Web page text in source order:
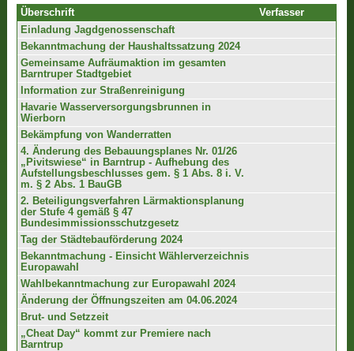
Überschrift
Verfasser
Einladung Jagdgenossenschaft
Bekanntmachung der Haushaltssatzung 2024
Gemeinsame Aufräumaktion im gesamten
Barntruper Stadtgebiet
Information zur Straßenreinigung
Havarie Wasserversorgungsbrunnen in
Wierborn
Bekämpfung von Wanderratten
4. Änderung des Bebauungsplanes Nr. 01/26
„Pivitswiese“ in Barntrup - Aufhebung des
Aufstellungsbeschlusses gem. § 1 Abs. 8 i. V.
m. § 2 Abs. 1 BauGB
2. Beteiligungsverfahren Lärmaktionsplanung
der Stufe 4 gemäß § 47
Bundesimmissionsschutzgesetz
Tag der Städtebauförderung 2024
Bekanntmachung - Einsicht Wählerverzeichnis
Europawahl
Wahlbekanntmachung zur Europawahl 2024
Änderung der Öffnungszeiten am 04.06.2024
Brut- und Setzzeit
„Cheat Day“ kommt zur Premiere nach
Barntrup